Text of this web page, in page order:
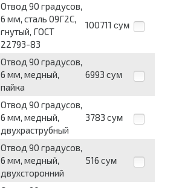
Отвод 90 градусов,
6 мм, сталь 09Г2С,
гнутый, ГОСТ
22793-83
100711 сум
Отвод 90 градусов,
6 мм, медный,
пайка
6993 сум
Отвод 90 градусов,
6 мм, медный,
двухраструбный
3783 сум
Отвод 90 градусов,
6 мм, медный,
двухсторонний
516 сум